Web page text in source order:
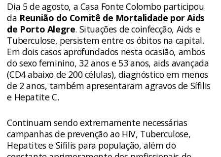
Dia 5 de agosto, a Casa Fonte Colombo participou
da Reunião do Comitê de Mortalidade por Aids
de Porto Alegre. Situações de coinfecção, Aids e
Tuberculose, persistem entre os óbitos na capital.
Em dois casos aprofundados nesta ocasião, ambos
do sexo feminino, 32 anos e 53 anos, aids avançada
(CD4 abaixo de 200 células), diagnóstico em menos
de 2 anos, também apresentaram agravos de Sífilis
e Hepatite C.
Continuam sendo extremamente necessárias
campanhas de prevenção ao HIV, Tuberculose,
Hepatites e Sífilis para população, além do